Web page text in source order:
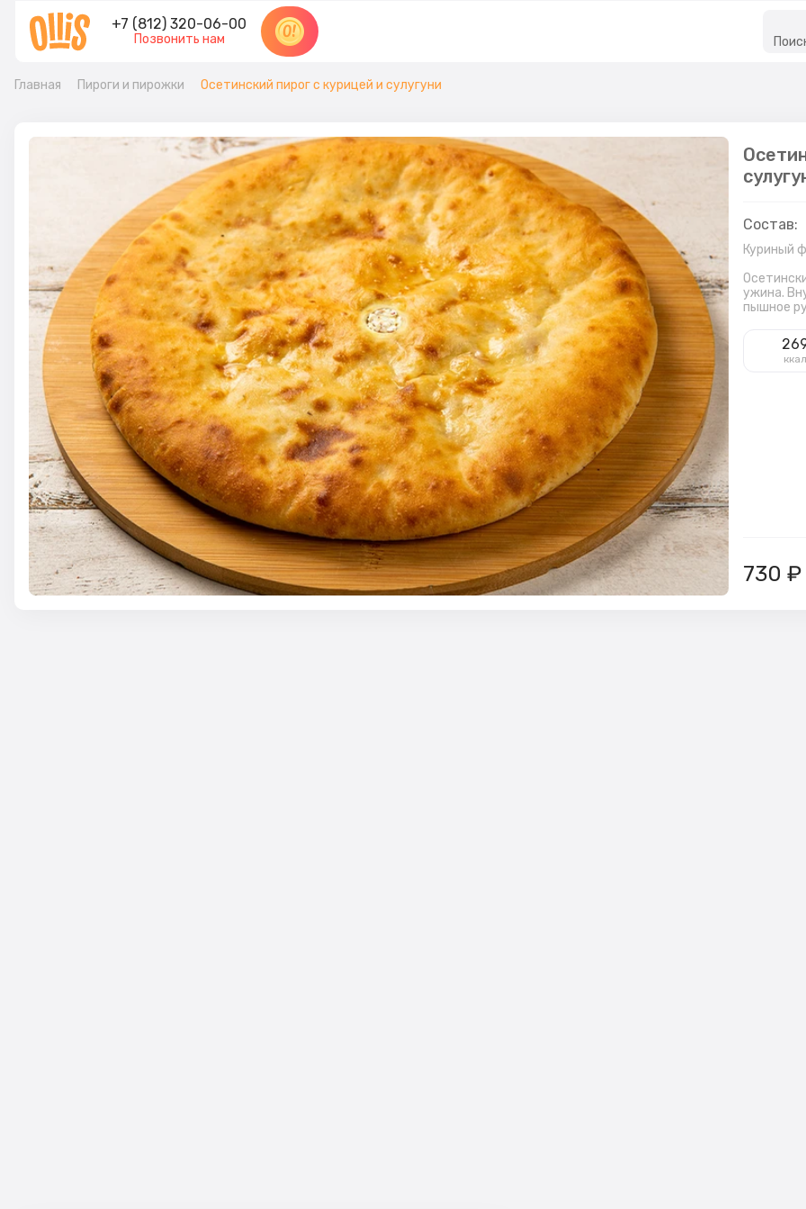
+7 (812) 320-06-00
Позвонить нам
Главная Пироги и пирожки Осетинский пирог с курицей и сулугуни
Состав:
Куриный
ужина.
пышное
ккал
730 ₽